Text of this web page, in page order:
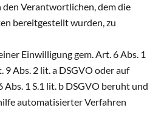
Verantwortlichen, dem die
bereitgestellt wurden, zu
Einwilligung gem. Art. 6 Abs. 1
9 Abs. 2 lit. a DSGVO oder auf
Abs. 1 S.1 lit. b DSGVO beruht und
automatisierter Verfahren